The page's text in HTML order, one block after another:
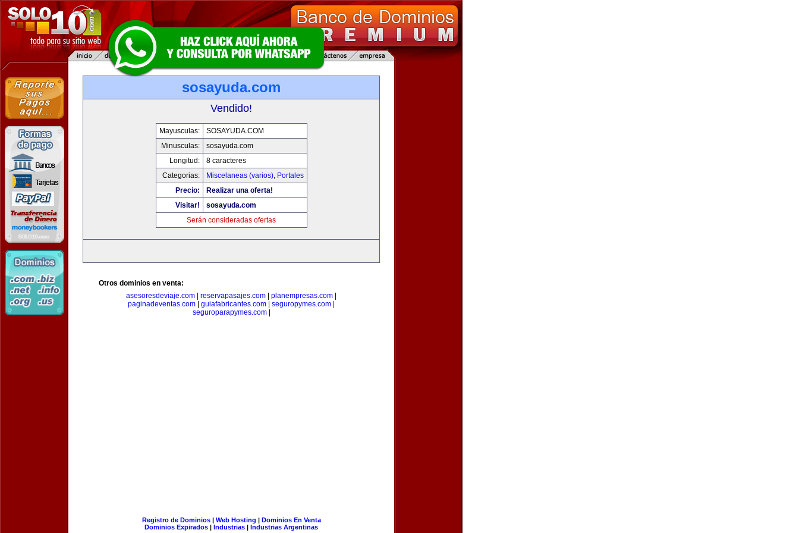
sosayuda.com
Vendido!
Mayusculas:
SOSAYUDA.COM
Minusculas:
sosayuda.com
Longitud:
8 caracteres
Categorias:
Miscelaneas (varios), Portales
Precio:
Realizar una oferta!
Visitar!
sosayuda.com
Serán consideradas ofertas
Otros dominios en venta:
asesoresdeviaje.com
reservapasajes.com planempresas.com
paginadeventas.com
guiafabricantes.com seguropymes.com
seguroparapymes.com|
Registro de Dominios| Web Hosting | Dominios En Venta
Dominios Expirados | Industrias | Industrias Argentinas